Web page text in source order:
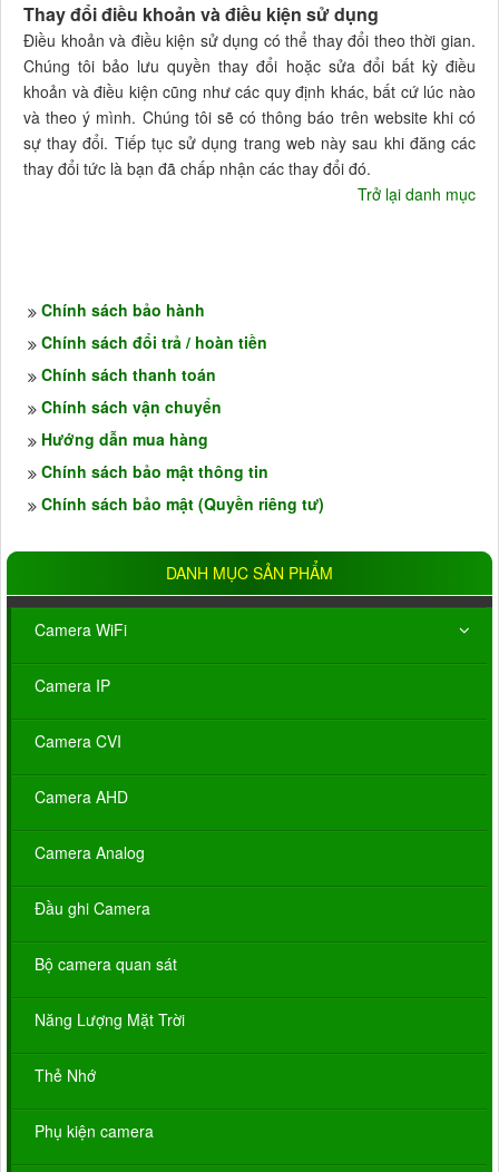
Thay đổi điều khoản và điều kiện sử dụng
Điều khoản và điều kiện sử dụng có thể thay đổi theo thời gian.
Chúng tôi bảo lưu quyền thay đổi hoặc sửa đổi bất kỳ điều
khoản và điều kiện cũng như các quy định khác, bất cứ lúc nào
và theo ý mình. Chúng tôi sẽ có thông báo trên website khi có
sự thay đổi. Tiếp tục sử dụng trang web này sau khi đăng các
thay đổi tức là bạn đã chấp nhận các thay đổi đó.
Trở lại danh mục
Chính sách bảo hành
Chính sách đổi trả / hoàn tiền
Chính sách thanh toán
Chính sách vận chuyển
Hướng dẫn mua hàng
Chính sách bảo mật thông tin
Chính sách bảo mật (Quyền riêng tư)
DANH MỤC SẢN PHẨM
Camera WiFi
Camera IP
Camera CVI
Camera AHD
Camera Analog
Đầu ghi Camera
Bộ camera quan sát
Năng Lượng Mặt Trời
Thẻ Nhớ
Phụ kiện camera